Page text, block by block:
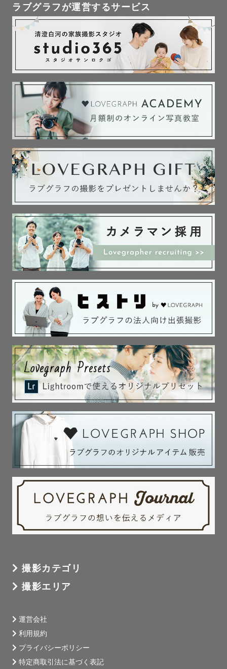
「またお願いしたい」と思っていただけるような、
心地よい撮影体験をご一緒できたら嬉しいです。
お会いできること、楽しみにしております✨
─────────────────────
🔻【アートニューボーンフォト】🔻
⸝⸝⸝
赤ちゃんの “今” を
やさしい光とお花で彩る
飾りたくなるアートなニューボーンをお届けします
⸝⸝⸝
⚠️アートニューボーンをご検討中の方へ
･ラブグラフ・みてねでのアートニューボーンに関しては
基本的に**平日**のみお受け致します。
･現在東京都立川市より車で1時間程度の場所のみ
お受けしております。
※リピーターさんは別途ご相談ください。
※撮影可能範囲
東京（２３区外のみ）
埼玉（所沢・入間・狭山・飯能・日高・川越）
神奈川（相模原・厚木・座間）
▶︎それ以外の地域に関しましては別途交通費がかかりま
す。
🔻アートニューボーンに関して🔻
ご検討いただきありがとうございます！
飾りたくなる美しいアートニューボーンを撮影致します🕊
※ラブグラフ、みてねでは頬杖撮影は不可となっておりま
【プラン①】※基本平日のみ
納品枚数:40枚
（うちアートフォト10枚）
･はだかんぼ（布背景/黒背景/シフォン背景のどれか）
+兄弟･家族写真
ラブグラフが運営するサービス
撮影カテゴリ
撮影エリア
運営会社
利用規約
プライバシーポリシー
特定商取引法に基づく表記